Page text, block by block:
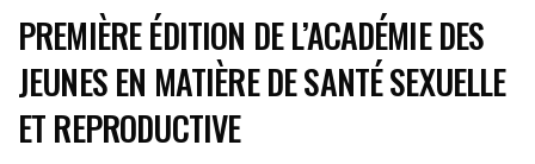
PREMIÈRE ÉDITION DE L’ACADÉMIE DES
JEUNES EN MATIÈRE DE SANTÉ SEXUELLE
ET REPRODUCTIVE